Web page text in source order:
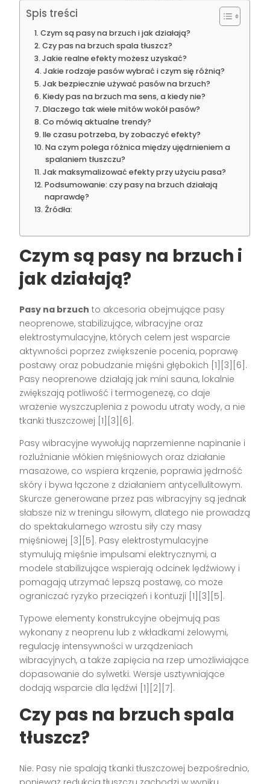
Spis treści
Czym są pasy na brzuch i jak działają?
Czy pas na brzuch spala tłuszcz?
Jakie realne efekty możesz uzyskać?
Jakie rodzaje pasów wybrać i czym się różnią?
Jak bezpiecznie używać pasów na brzuch?
Kiedy pas na brzuch ma sens, a kiedy nie?
Dlaczego tak wiele mitów wokół pasów?
Co mówią aktualne trendy?
Ile czasu potrzeba, by zobaczyć efekty?
Na czym polega różnica między ujędrnieniem a
spalaniem tłuszczu?
Jak maksymalizować efekty przy użyciu pasa?
Podsumowanie: czy pasy na brzuch działają
naprawdę?
Źródła:
Czym są pasy na brzuch i
jak działają?
Pasy na brzuch to akcesoria obejmujące pasy
neoprenowe, stabilizujące, wibracyjne oraz
elektrostymulacyjne, których celem jest wsparcie
aktywności poprzez zwiększenie pocenia, poprawę
postawy oraz pobudzanie mięśni głębokich [1][3][6].
Pasy neoprenowe działają jak mini sauna, lokalnie
zwiększają potliwość i termogenezę, co daje
wrażenie wyszczuplenia z powodu utraty wody, a nie
tkanki tłuszczowej [1][3][6].
Pasy wibracyjne wywołują naprzemienne napinanie i
rozluźnianie włókien mięśniowych oraz działanie
masażowe, co wspiera krążenie, poprawia jędrność
skóry i bywa łączone z działaniem antycellulitowym.
Skurcze generowane przez pas wibracyjny są jednak
słabsze niż w treningu siłowym, dlatego nie prowadzą
do spektakularnego wzrostu siły czy masy
mięśniowej [3][5]. Pasy elektrostymulacyjne
stymulują mięśnie impulsami elektrycznymi, a
modele stabilizujące wspierają odcinek lędźwiowy i
pomagają utrzymać lepszą postawę, co może
ograniczać ryzyko przeciążeń i kontuzji [1][3][5].
Typowe elementy konstrukcyjne obejmują pas
wykonany z neoprenu lub z wkładkami żelowymi,
regulację intensywności w urządzeniach
wibracyjnych, a także zapięcia na rzep umożliwiające
dopasowanie do sylwetki. Wersje usztywniające
dodają wsparcie dla lędźwi [1][2][7].
Czy pas na brzuch spala
tłuszcz?
Nie. Pasy nie spalają tkanki tłuszczowej bezpośrednio,